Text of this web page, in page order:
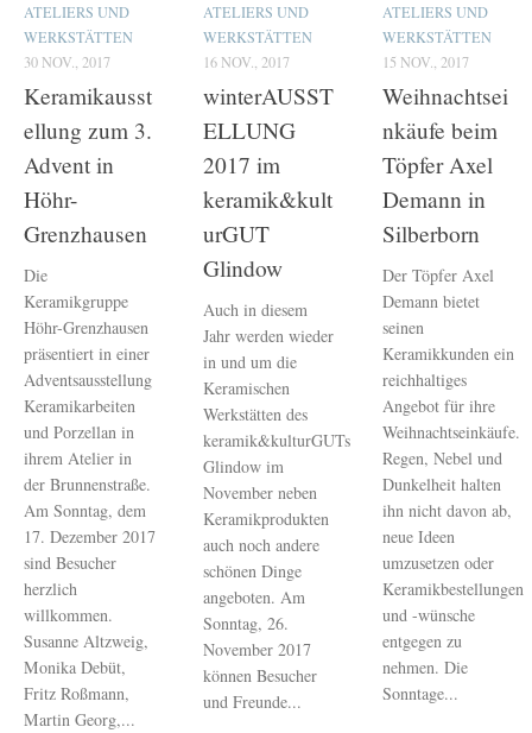
ATELIERS UND
WERKSTÄTTEN
30 NOV., 2017
Keramikausst
ellung zum 3.
Advent in
Höhr-
Grenzhausen
Die
Keramikgruppe
Höhr-Grenzhausen
präsentiert in einer
Adventsausstellung
Keramikarbeiten
und Porzellan in
ihrem Atelier in
der Brunnenstraße.
Am Sonntag, dem
17. Dezember 2017
sind Besucher
herzlich
willkommen.
Susanne Altzweig,
Monika Debüt,
Fritz Roßmann,
Martin Georg,...
ATELIERS UND
WERKSTÄTTEN
16 NOV., 2017
winterAUSST
ELLUNG
2017 im
keramik&kult
urGUT
Glindow
Auch in diesem
Jahr werden wieder
in und um die
Keramischen
Werkstätten des
keramik&kulturGUTs
Glindow im
November neben
Keramikprodukten
auch noch andere
schönen Dinge
angeboten. Am
Sonntag, 26.
November 2017
können Besucher
und Freunde...
ATELIERS UND
WERKSTÄTTEN
15 NOV., 2017
Weihnachtsei
nkäufe beim
Töpfer Axel
Demann in
Silberborn
Der Töpfer Axel
Demann bietet
seinen
Keramikkunden ein
reichhaltiges
Angebot für ihre
Weihnachtseinkäufe.
Regen, Nebel und
Dunkelheit halten
ihn nicht davon ab,
neue Ideen
umzusetzen oder
Keramikbestellungen
und -wünsche
entgegen zu
nehmen. Die
Sonntage...